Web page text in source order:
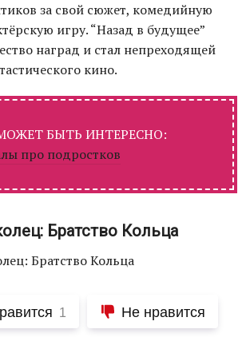
за свой сюжет, комедийную
игру. “Назад в будущее”
наград и стал непреходящей
кино.
БЫТЬ ИНТЕРЕСНО:
про подростков
Братство Кольца
1 Не нравится